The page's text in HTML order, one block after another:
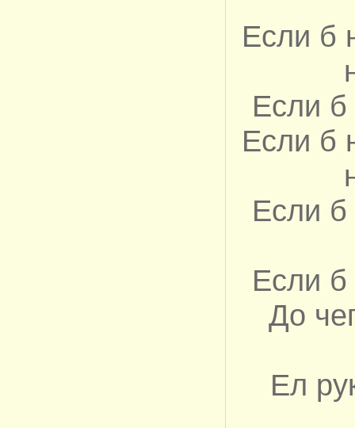
Если б
Если
Если б
Если
Если
До
Ел